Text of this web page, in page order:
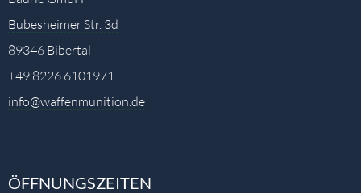
Bubesheimer Str. 3d
89346 Bibertal
+49 8226 6101971
info@waffenmunition.de
ÖFFNUNGSZEITEN